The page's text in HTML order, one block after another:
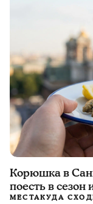
Корюшка в
поесть в сезон
МЕСТАКУДА